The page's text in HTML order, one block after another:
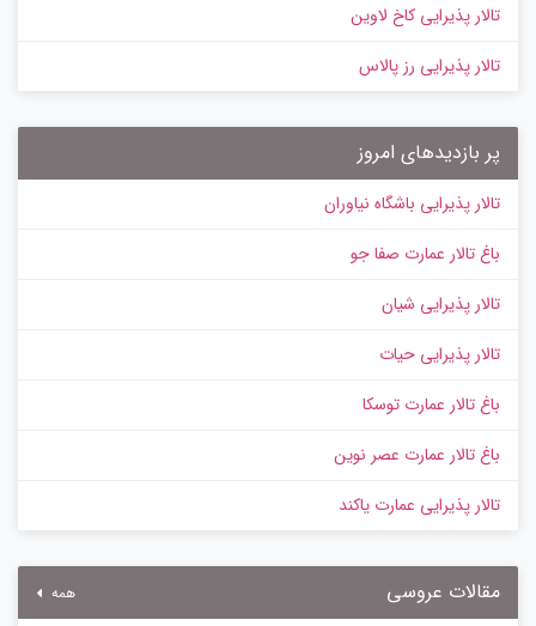
تالار پذیرایی کاخ لاوین
تالار پذیرایی رز پالاس
پر بازدیدهای امروز
تالار پذیرایی باشگاه نیاوران
باغ تالار عمارت صفا جو
تالار پذیرایی شیان
تالار پذیرایی حیات
باغ تالار عمارت توسکا
باغ تالار عمارت عصر نوین
تالار پذیرایی عمارت یاکند
مقالات عروسی همه